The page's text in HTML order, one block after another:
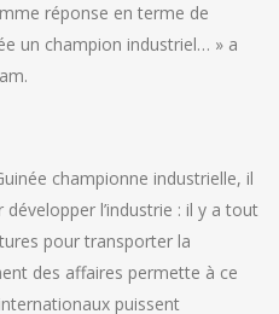
réponse en terme de
un champion industriel… » a
championne industrielle, il
l’industrie : il y a tout
pour transporter la
des affaires permette à ce
puissent